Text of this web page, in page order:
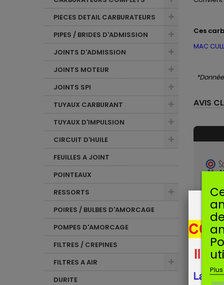
PIECES DETAIL CARBURATEURS
PIPES / BRIDES D'ADMISSION
JOINTS D'ADMISSION
JOINTS MOTEUR
JOINTS SPI
TUYAUX CARBURANT
TUYAUX D'IMPULSION
CIRCUIT D'HUILE
FEUILLES A JOINT
POINTEAUX
RESSORTS
POIRES / BULBES D'AMORCAGE
POMPES D'AMORCAGE
FILTRES / CREPINES
FILTRES A AIR
DURITE
Ces
MAC
AVIS
Avis
Bon